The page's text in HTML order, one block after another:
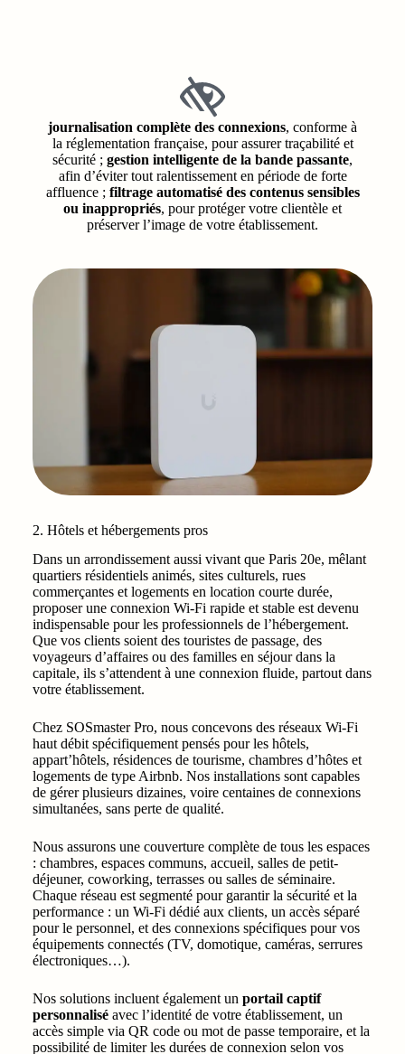
journalisation complète des connexions, conforme à
la réglementation française, pour assurer traçabilité et
sécurité ; gestion intelligente de la bande passante,
afin d’éviter tout ralentissement en période de forte
affluence ; filtrage automatisé des contenus sensibles
ou inappropriés, pour protéger votre clientèle et
préserver l’image de votre établissement.
2. Hôtels et hébergements pros
Dans un arrondissement aussi vivant que Paris 20e, mêlant
quartiers résidentiels animés, sites culturels, rues
commerçantes et logements en location courte durée,
proposer une connexion Wi‑Fi rapide et stable est devenu
indispensable pour les professionnels de l’hébergement.
Que vos clients soient des touristes de passage, des
voyageurs d’affaires ou des familles en séjour dans la
capitale, ils s’attendent à une connexion fluide, partout dans
votre établissement.
Chez SOSmaster Pro, nous concevons des réseaux Wi‑Fi
haut débit spécifiquement pensés pour les hôtels,
appart’hôtels, résidences de tourisme, chambres d’hôtes et
logements de type Airbnb. Nos installations sont capables
de gérer plusieurs dizaines, voire centaines de connexions
simultanées, sans perte de qualité.
Nous assurons une couverture complète de tous les espaces
: chambres, espaces communs, accueil, salles de petit-
déjeuner, coworking, terrasses ou salles de séminaire.
Chaque réseau est segmenté pour garantir la sécurité et la
performance : un Wi‑Fi dédié aux clients, un accès séparé
pour le personnel, et des connexions spécifiques pour vos
équipements connectés (TV, domotique, caméras, serrures
électroniques…).
Nos solutions incluent également un portail captif
personnaliséavec l’identité de votre établissement, un
accès simple via QR code ou mot de passe temporaire, et la
possibilité de limiter les durées de connexion selon vos